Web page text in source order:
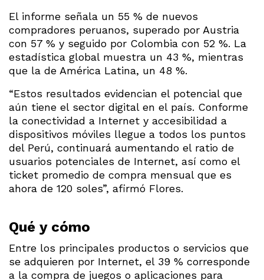
El informe señala un 55 % de nuevos
compradores peruanos, superado por Austria
con 57 % y seguido por Colombia con 52 %. La
estadística global muestra un 43 %, mientras
que la de América Latina, un 48 %.
“Estos resultados evidencian el potencial que
aún tiene el sector digital en el país. Conforme
la conectividad a Internet y accesibilidad a
dispositivos móviles llegue a todos los puntos
del Perú, continuará aumentando el ratio de
usuarios potenciales de Internet, así como el
ticket promedio de compra mensual que es
ahora de 120 soles”, afirmó Flores.
Qué y cómo
Entre los principales productos o servicios que
se adquieren por Internet, el 39 % corresponde
a la compra de juegos o aplicaciones para